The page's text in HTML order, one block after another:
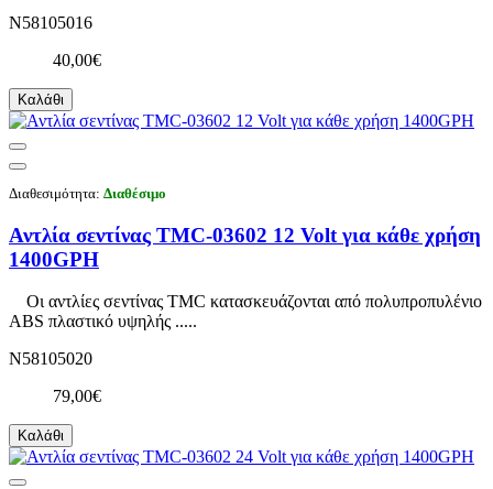
N58105016
40,00€
Καλάθι
Διαθεσιμότητα: Διαθέσιμο
Αντλία σεντίνας TMC-03602 12 Volt για κάθε χρήση
1400GPH
Οι αντλίες σεντίνας TMC κατασκευάζονται από πολυπροπυλένιο
ABS πλαστικό υψηλής .....
N58105020
79,00€
Καλάθι